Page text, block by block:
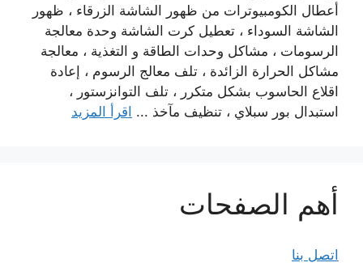
أعطال الكومبيوترات من ظهور الشاشة الزرقاء ، ظهور
الشاشة السوداء ، تعطيل كرت الشاشة وحدة معالجة
الرسومات ، مشاكل وحدات الطاقة و التغذية ، معالجة
مشاكل الحرارة الزائدة ، تلف معالج الرسوم ، إعادة
اقلاع الحاسوب بشكل متكرر ، تلف التوانزستور ،
استبدال بور سبلاي ، تنظيف مآخذ ... اقرأ المزيد
أهم الصفحات
اتصل بنا